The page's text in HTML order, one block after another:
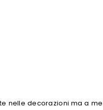
nelle decorazioni ma a